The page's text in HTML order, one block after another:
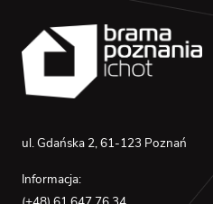
ul. Gdańska 2, 61-123 Poznań
Informacja: